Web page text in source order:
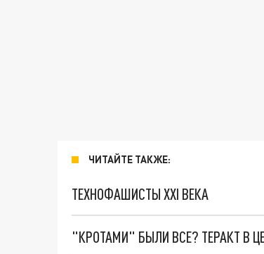
ЧИТАЙТЕ ТАКЖЕ:
ТЕХНОФАШИСТЫ XXI ВЕКА
"КРОТАМИ" БЫЛИ ВСЕ? ТЕРАКТ В